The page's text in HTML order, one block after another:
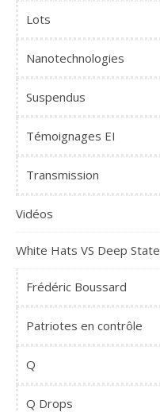
Lots
Nanotechnologies
Suspendus
Témoignages EI
Transmission
Vidéos
White Hats VS Deep State
Frédéric Boussard
Patriotes en contrôle
Q
Q Drops